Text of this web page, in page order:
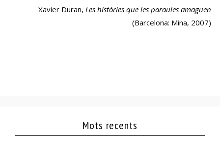
Xavier Duran,Les històries que les paraules amaguen
(Barcelona: Mina, 2007)
Mots recents